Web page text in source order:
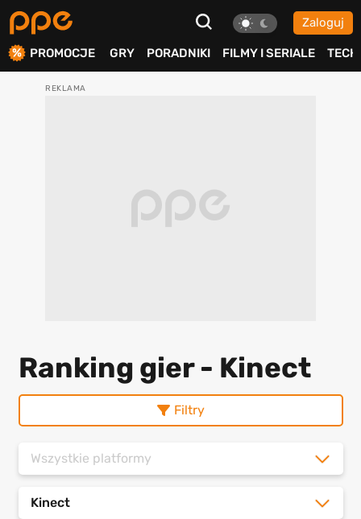
Zaloguj
PROMOCJE GRY PORADNIKI FILMY I SERIALE TECH
Ranking gier - Kinect
Filtry
Wszystkie platformy
Kinect